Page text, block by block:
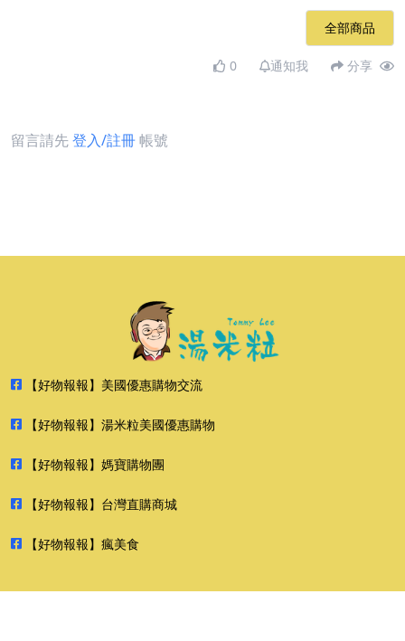
全部商品
0 通知我 分享
留言請先登入/註冊帳號
【好物報報】美國優惠購物交流
【好物報報】湯米粒美國優惠購物
【好物報報】媽寶購物團
【好物報報】台灣直購商城
【好物報報】瘋美食